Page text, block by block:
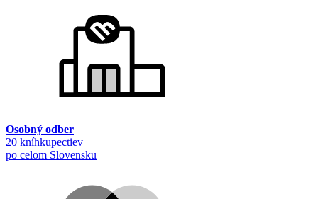
Osobný odber
20 kníhkupectiev
po celom Slovensku